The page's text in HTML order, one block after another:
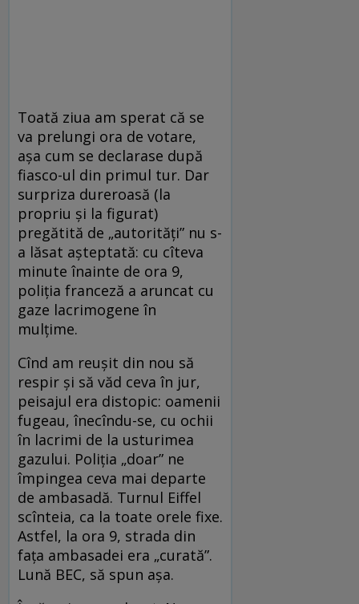
Toată ziua am sperat că se
va prelungi ora de votare,
așa cum se declarase după
fiasco-ul din primul tur. Dar
surpriza dureroasă (la
propriu și la figurat)
pregătită de „autorități” nu s-
a lăsat așteptată: cu cîteva
minute înainte de ora 9,
poliția franceză a aruncat cu
gaze lacrimogene în
mulțime.
Cînd am reușit din nou să
respir și să văd ceva în jur,
peisajul era distopic: oamenii
fugeau, înecîndu-se, cu ochii
în lacrimi de la usturimea
gazului. Poliția „doar” ne
împingea ceva mai departe
de ambasadă. Turnul Eiffel
scînteia, ca la toate orele fixe.
Astfel, la ora 9, strada din
fața ambasadei era „curată”.
Lună BEC, să spun așa.